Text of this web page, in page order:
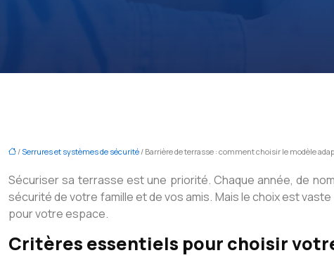
/ Serrures et systèmes de sécurité/ Barrière de terrasse : comment choisir le modèle
Sécuriser sa terrasse est une priorité. Chaque année, de
sécurité de votre famille et de vos amis. Mais le choix est
pour votre espace.
Critères essentiels pour choisir